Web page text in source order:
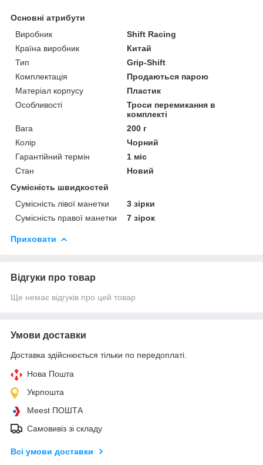
Основні атрибути
Виробник
Shift Racing
Країна виробник
Китай
Тип
Grip-Shift
Комплектація
Продаються парою
Матеріал корпусу
Пластик
Особливості
Троси перемикання в
комплекті
Вага
200 г
Колір
Чорний
Гарантійний термін
1 міс
Стан
Новий
Сумісність швидкостей
Сумісність лівої манетки
3 зірки
Сумісність правої манетки
7 зірок
Приховати
Відгуки про товар
Ще немає відгуків про цей товар
Умови доставки
Доставка здійснюється тільки по передоплаті.
Нова Пошта
Укрпошта
Meest ПОШТА
Самовивіз зі складу
Всі умови доставки